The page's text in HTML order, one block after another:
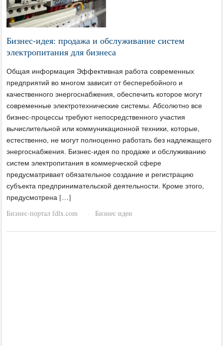
Бизнес-идея: продажа и обслуживание систем
электропитания для бизнеса
Общая информация Эффективная работа современных
предприятий во многом зависит от бесперебойного и
качественного энергоснабжения, обеспечить которое могут
современные электротехнические системы. Абсолютно все
бизнес-процессы требуют непосредственного участия
вычислительной или коммуникационной техники, которые,
естественно, не могут полноценно работать без надлежащего
энергоснабжения. Бизнес-идея по продаже и обслуживанию
систем электропитания в коммерческой сфере
предусматривает обязательное создание и регистрацию
субъекта предпринимательской деятельности. Кроме этого,
предусмотрена […]
Бизнес-портал fdlx.com
· Бизнес идеи